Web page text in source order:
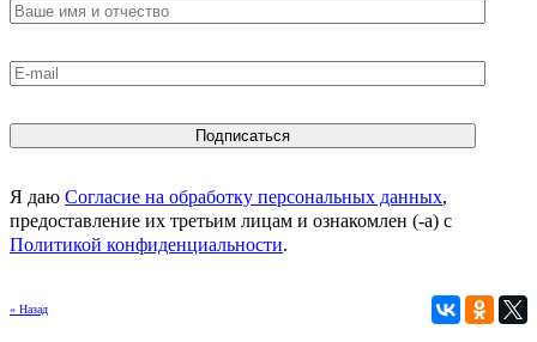
Я даю Согласие на обработку персональных данных,
предоставление их третьим лицам и ознакомлен (-а) c
Политикой конфиденциальности.
« Назад